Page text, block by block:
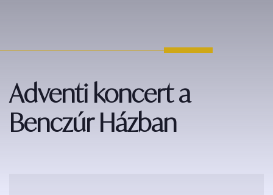
Adventi koncert a
Benczúr Házban